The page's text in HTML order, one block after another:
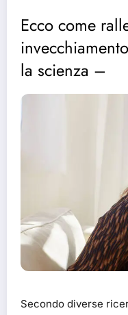
Ecco come
la scienza –
Secondo diverse